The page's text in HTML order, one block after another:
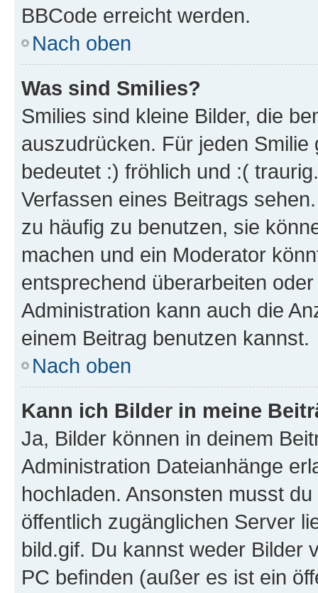
BBCode erreicht werden.
Nach oben
Was sind Smilies?
Smilies sind kleine Bilder, die
auszudrücken. Für jeden
bedeutet :) fröhlich und :(
Verfassen eines Beitrags
zu häufig zu benutzen, sie
machen und ein Moderator
entsprechend überarbeiten
Administration kann auch die
einem Beitrag benutzen kannst.
Nach oben
Kann ich Bilder in meine
Ja, Bilder können in deinem
Administration Dateianhänge
hochladen. Ansonsten musst
öffentlich zugänglichen Server
bild.gif. Du kannst weder Bilder
PC befinden (außer es ist ein